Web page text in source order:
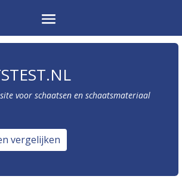
voor schaatsen en schaatsmateriaal
vergelijken